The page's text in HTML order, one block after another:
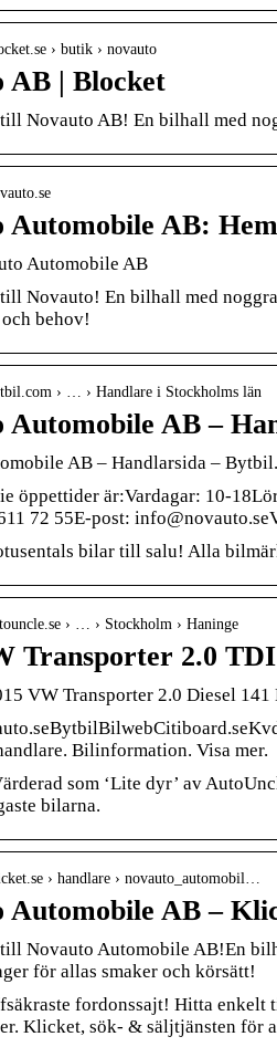
› butik › novauto
AB | Blocket
Novauto AB! En bilhall med
Automobile AB: Hem
Automobile AB
Novauto! En bilhall med
behov!
› … › Handlare i Stockholms län
Automobile AB –
AB – Handlarsida –
öppettider är:Vardagar: 10-
72 55E-post:
bilar till salu! Alla
› … › Stockholm › Haninge
Transporter 2.0
VW Transporter 2.0 Diesel
Bilinformation. Visa mer.
som ‘Lite dyr’ av
bilarna.
› handlare › novauto_automobil…
Automobile AB –
Novauto Automobile AB!En
för allas smaker och körsätt!
fordonssajt! Hitta enkelt
Klicket, sök- & säljtjänsten för